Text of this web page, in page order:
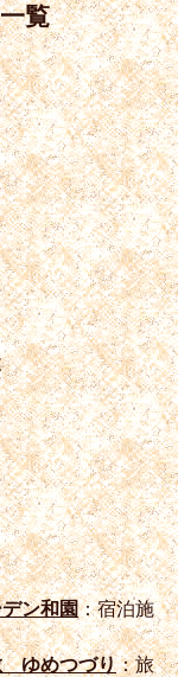
覧
ン和園：宿泊施
ゆめつづり：旅